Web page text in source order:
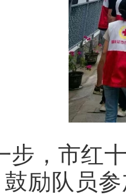
市红十
励队员